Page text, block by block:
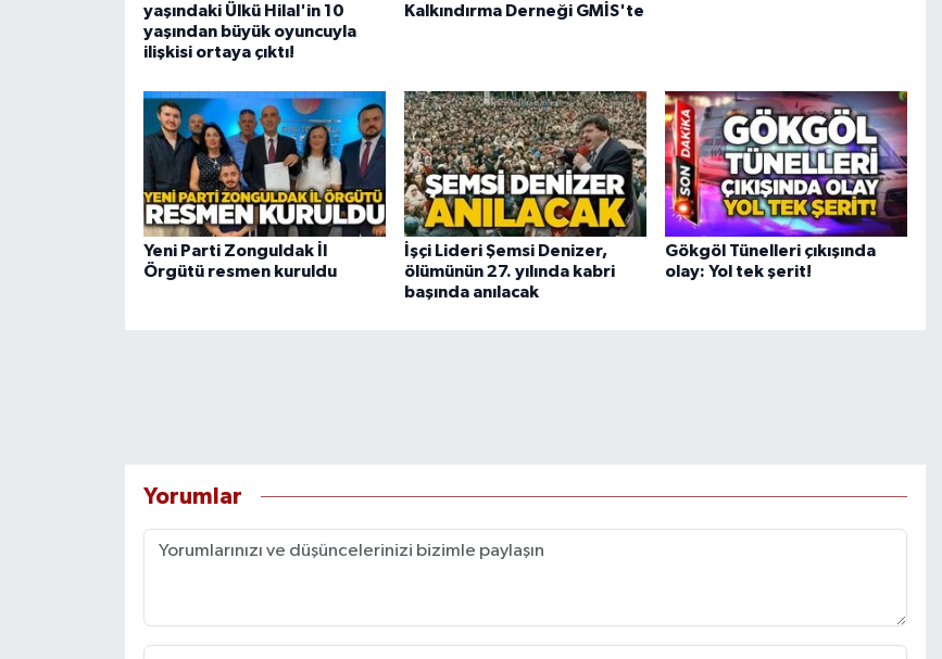
yaşındaki Ülkü Hilal'in 10
yaşından büyük oyuncuyla
ilişkisi ortaya çıktı!
Kalkındırma Derneği GMİS'te
Yeni Parti Zonguldak İl
Örgütü resmen kuruldu
İşçi Lideri Şemsi Denizer,
ölümünün 27. yılında kabri
başında anılacak
Gökgöl Tünelleri çıkışında
olay: Yol tek şerit!
Yorumlar